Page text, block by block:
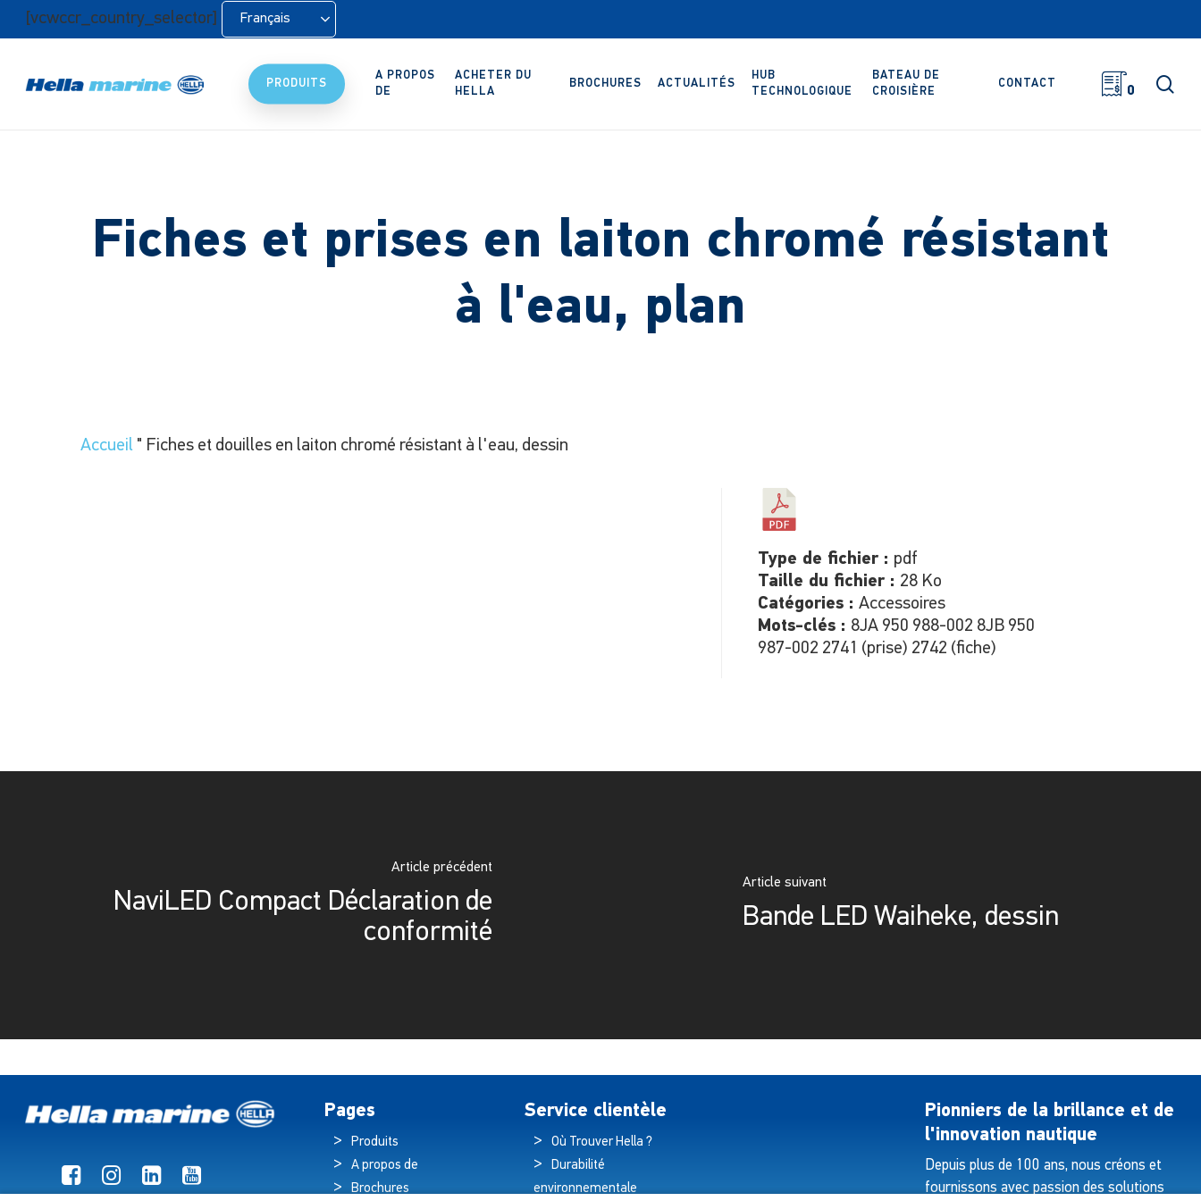
Retour[vcwccr_country_selector] Français
PRODUITS
A PROPOS
DE
ACHETER DU
HELLA
BROCHURES ACTUALITÉS
HUB
TECHNOLOGIQUE
BATEAU DE
CROISIÈRE
CONTACT
0
Fiches et prises en laiton chromé résistant
à l'eau, plan
Accueil " Fiches et douilles en laiton chromé résistant à l'eau, dessin
Type de fichier : pdf
Taille du fichier : 28 Ko
Catégories : Accessoires
Mots-clés : 8JA 950 988-002 8JB 950
987-002 2741 (prise) 2742 (fiche)
Article précédent
NaviLED Compact Déclaration de
conformité
Article suivant
Bande LED Waiheke, dessin
Pages
Produits
A propos de
Brochures
Service clientèle
Où Trouver Hella ?
Durabilité
environnementale
Pionniers de la brillance et de
l'innovation nautique
Depuis plus de 100 ans, nous créons et
fournissons avec passion des solutions